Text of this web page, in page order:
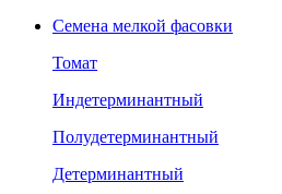
Семена мелкой фасовки
Томат
Индетерминантный
Полудетерминантный
Детерминантный